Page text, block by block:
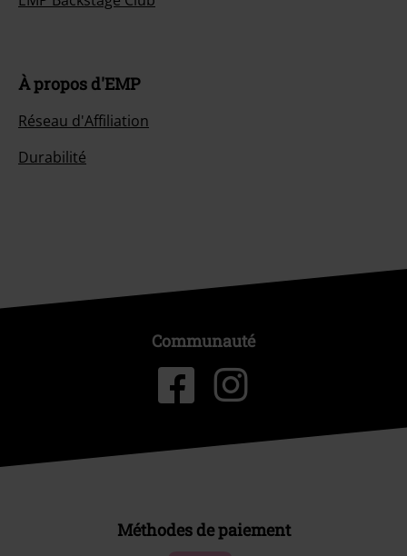
À propos d'EMP
Réseau d'Affiliation
Durabilité
Communauté
Méthodes de paiement